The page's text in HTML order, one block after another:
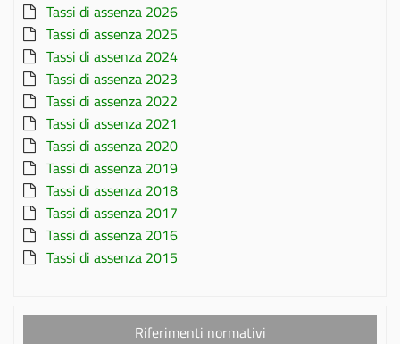
Tassi di assenza 2026
Tassi di assenza 2025
Tassi di assenza 2024
Tassi di assenza 2023
Tassi di assenza 2022
Tassi di assenza 2021
Tassi di assenza 2020
Tassi di assenza 2019
Tassi di assenza 2018
Tassi di assenza 2017
Tassi di assenza 2016
Tassi di assenza 2015
Riferimenti normativi